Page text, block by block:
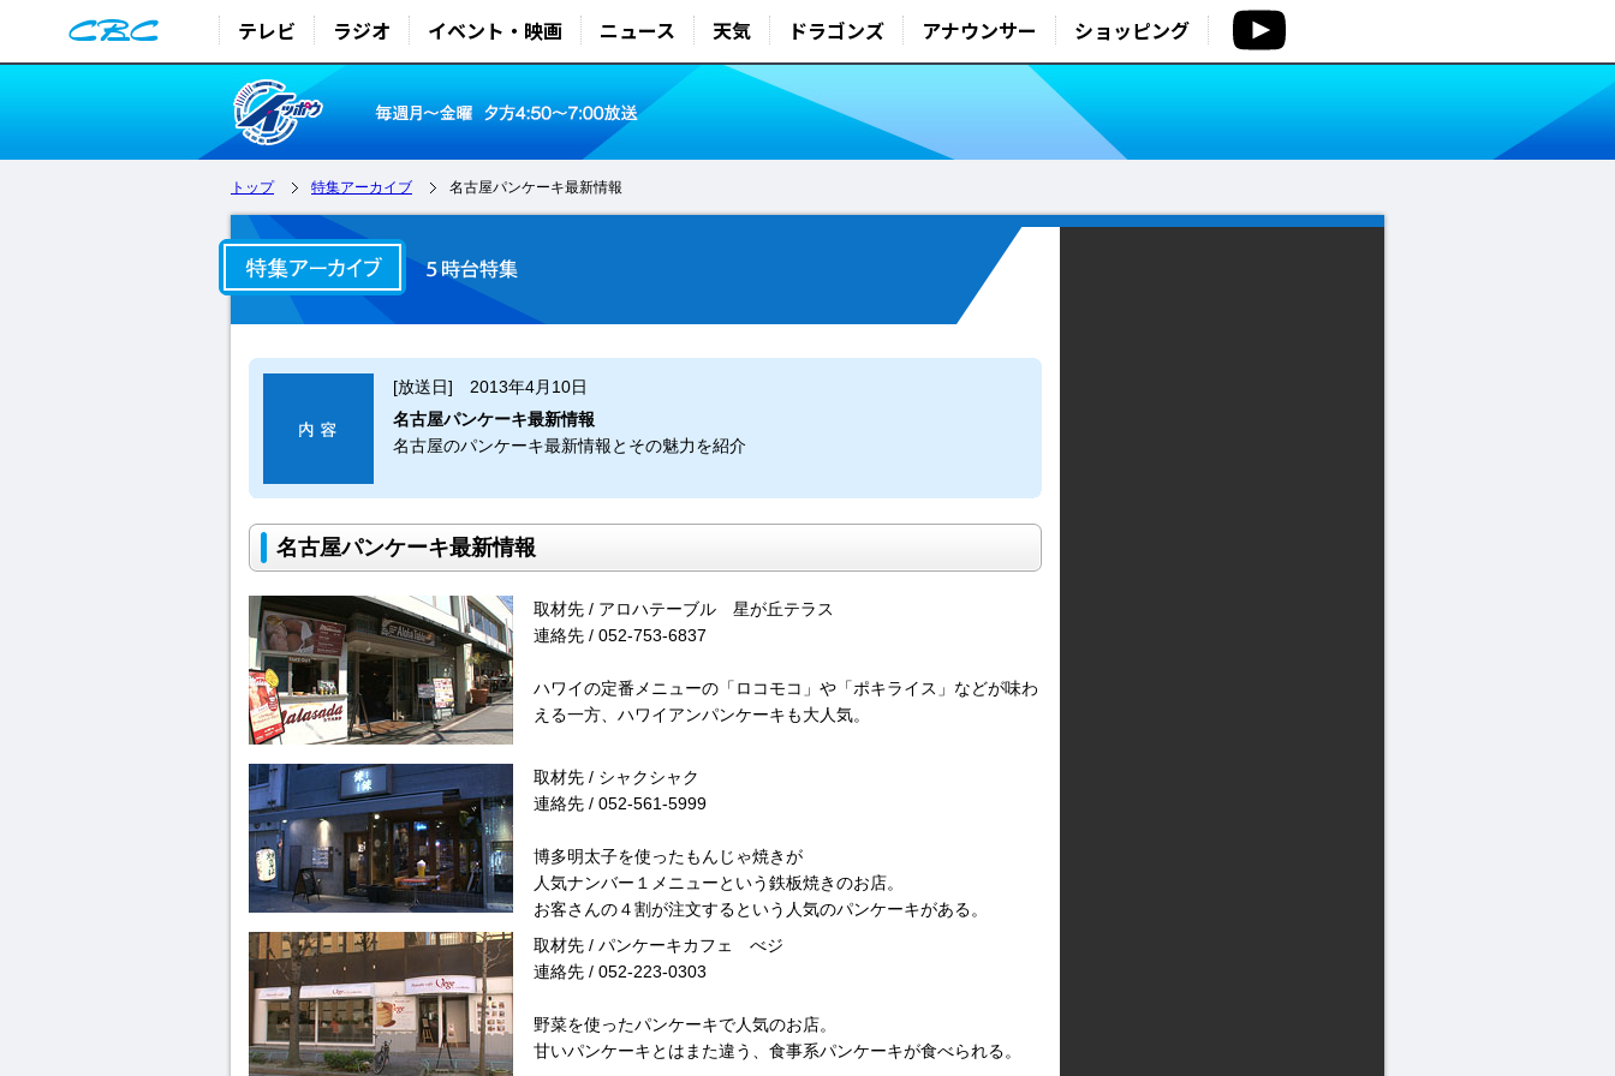
テレビ ラジオ イベント・映画 ニュース 天気 ドラゴンズ アナウンサー ショッピング
トップ 特集アーカイブ 名古屋パンケーキ最新情報
[放送日] 2013年4月10日
名古屋パンケーキ最新情報
名古屋のパンケーキ最新情報とその魅力を紹介
名古屋パンケーキ最新情報
取材先 / アロハテーブル 星が丘テラス
連絡先 / 052-753-6837
ハワイの定番メニューの「ロコモコ」や「ポキライス」などが味わ
える一方、ハワイアンパンケーキも大人気。
取材先 / シャクシャク
連絡先 / 052-561-5999
博多明太子を使ったもんじゃ焼きが
人気ナンバー１メニューという鉄板焼きのお店。
お客さんの４割が注文するという人気のパンケーキがある。
取材先 / パンケーキカフェ べジ
連絡先 / 052-223-0303
野菜を使ったパンケーキで人気のお店。
甘いパンケーキとはまた違う、食事系パンケーキが食べられる。